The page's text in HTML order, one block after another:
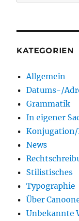
KATEGORIEN
Allgemein
Datums-/
Grammatik
In eigener
News
Stilistisches
Typographie
Über
Unbekannte